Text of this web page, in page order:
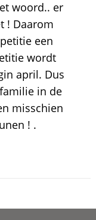
woord.. er
! Daarom
een
wordt
april. Dus
in de
misschien
! .